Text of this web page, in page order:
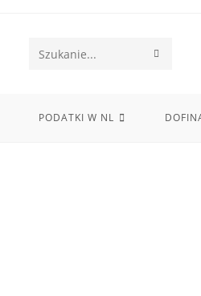
Search
website
PODATKI W NL